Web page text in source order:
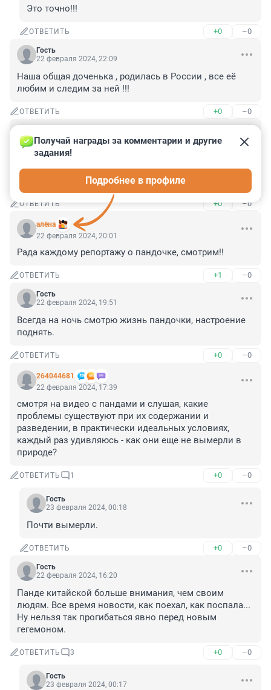
Это точно!!!
ОТВЕТИТЬ +0 –0
Гость
22 февраля 2024, 22:09
Наша общая доченька , родилась в России , все её
любим и следим за ней !!!
ОТВЕТИТЬ +0 –0
22 февраля 2024, 20:12
Да они заслуживают внимания, никому не делают
гадости, никого не убивают и заботятся о детенышах,
ОТВЕТИТЬ +0 –0
aлёна
Получай награды за комментарии и другие
задания!
Подробнее в профиле
22 февраля 2024, 20:01
Рада каждому репортажу о пандочке, смотрим!!
ОТВЕТИТЬ +1 –0
Гость
22 февраля 2024, 19:51
Всегда на ночь смотрю жизнь пандочки, настроение
поднять.
ОТВЕТИТЬ +0 –0
264044681
22 февраля 2024, 17:39
смотря на видео с пандами и слушая, какие
проблемы существуют при их содержании и
разведении, в практически идеальных условиях,
каждый раз удивляюсь - как они еще не вымерли в
природе?
ОТВЕТИТЬ 1 +0 –0
Гость
23 февраля 2024, 00:18
Почти вымерли.
ОТВЕТИТЬ +0 –0
Гость
22 февраля 2024, 16:20
Панде китайской больше внимания, чем своим
людям. Все время новости, как поехал, как поспала...
Ну нельзя так прогибаться явно перед новым
гегемоном.
ОТВЕТИТЬ 3 +0 –0
Гость
23 февраля 2024, 00:17